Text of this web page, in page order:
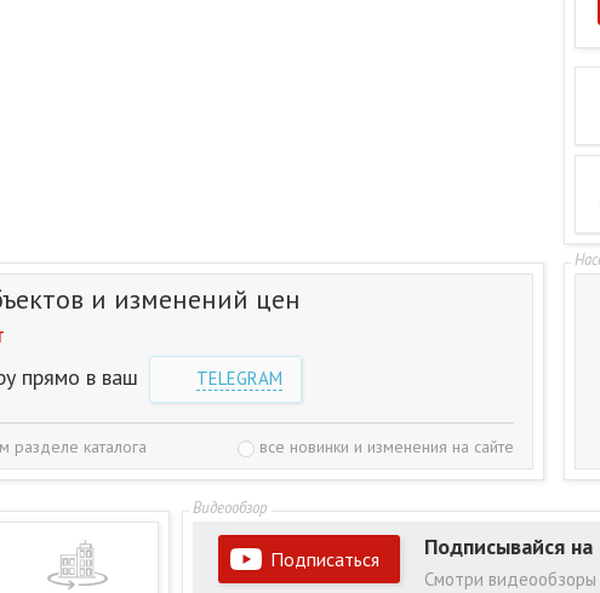
и изменений цен
прямо в ваш
TELEGRAM
разделе каталога все новинки и изменения на сайте
Подписаться Подписывайся
Смотри